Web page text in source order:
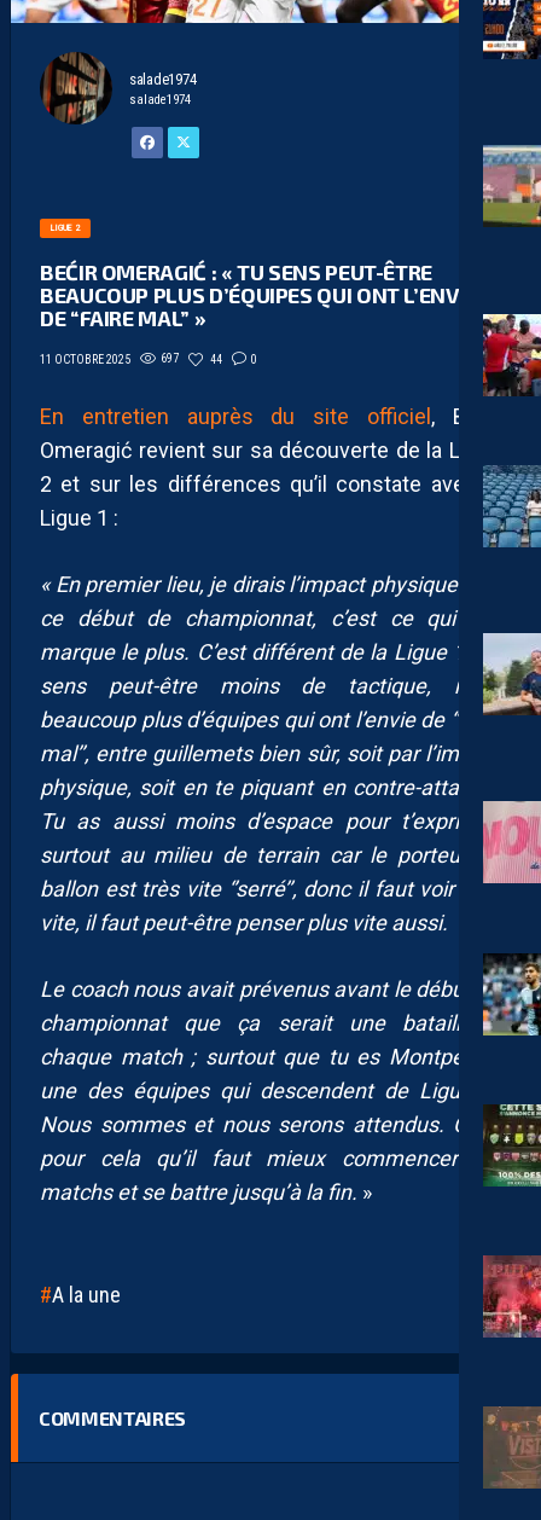
salade1974
salade1974
LIGUE 2
BEĆIR OMERAGIĆ : « TU SENS PEUT-ÊTRE
BEAUCOUP PLUS D’ÉQUIPES QUI ONT L’ENVIE
DE “FAIRE MAL” »
11 OCTOBRE 2025 697 44 0
En entretien auprès du site officiel, Bećir
Omeragić revient sur sa découverte de la Ligue
2 et sur les différences qu’il constate avec la
Ligue 1 :
« En premier lieu, je dirais l’impact physique. Sur
ce début de championnat, c’est ce qui me
marque le plus. C’est différent de la Ligue 1. Tu
sens peut-être moins de tactique, mais
beaucoup plus d’équipes qui ont l’envie de “faire
mal’’, entre guillemets bien sûr, soit par l’impact
physique, soit en te piquant en contre-attaque.
Tu as aussi moins d’espace pour t’exprimer,
surtout au milieu de terrain car le porteur du
ballon est très vite ‘’serré’’, donc il faut voir plus
vite, il faut peut-être penser plus vite aussi.
Le coach nous avait prévenus avant le début du
championnat que ça serait une bataille à
chaque match ; surtout que tu es Montpellier,
une des équipes qui descendent de Ligue 1.
Nous sommes et nous serons attendus. C’est
pour cela qu’il faut mieux commencer les
matchs et se battre jusqu’à la fin. »
A la une
COMMENTAIRES